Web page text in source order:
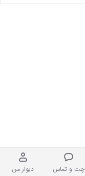
چت و تماس دیوار من